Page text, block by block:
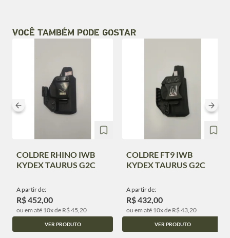
VOCÊ TAMBÉM PODE GOSTAR
COLDRE RHINO IWB
KYDEX TAURUS G2C
A partir de:
R$ 452,00
ou em até 10x de R$ 45,20
VER PRODUTO
COLDRE FT9 IWB
KYDEX TAURUS G2C
A partir de:
R$ 432,00
ou em até 10x de R$ 43,20
VER PRODUTO